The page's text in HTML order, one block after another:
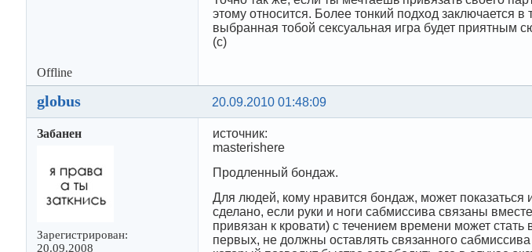
этому относится. Более тонкий подход заключается
выбранная тобой сексуальная игра будет приятным
(с)
Offline
20.09.2010 01:48:09
globus
Забанен
Зарегистрирован:
20.09.2008
источник:
masterishere
Продленный бондаж.
Для людей, кому нравится бондаж, может показаться
сделано, если руки и ноги сабмиссива связаны
привязан к кровати) с течением времени может
первых, не должны оставлять связанного